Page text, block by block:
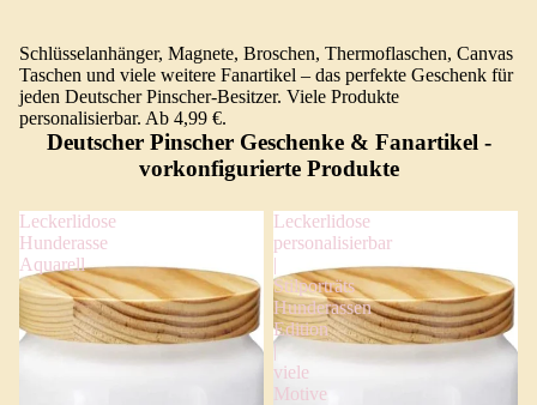
Schlüsselanhänger, Magnete, Broschen, Thermoflaschen, Canvas
Taschen und viele weitere Fanartikel – das perfekte Geschenk für
jeden Deutscher Pinscher-Besitzer. Viele Produkte
personalisierbar. Ab 4,99 €.
Deutscher Pinscher Geschenke & Fanartikel -
vorkonfigurierte Produkte
Leckerlidose
Hunderasse
Aquarell
Leckerlidose
personalisierbar
|
Stilporträts
Hunderassen
Edition
|
viele
Motive